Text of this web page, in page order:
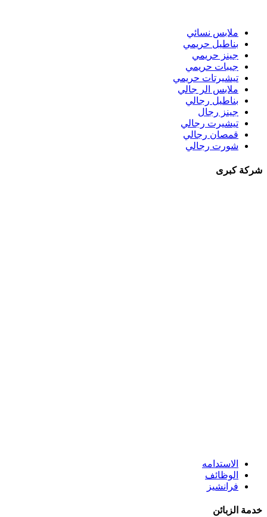
ملابس نسائي
بناطيل حريمي
جينز حريمي
جيبات حريمي
تيشيرتات حريمي
ملابس الر جالي
بناطيل رجالي
جينز رجال
تيشيرت رجالي
قمصان رجالي
شورت رجالي
شركة كبرى
الاستدامه
الوظائف
فرانشيز
خدمة الزبائن